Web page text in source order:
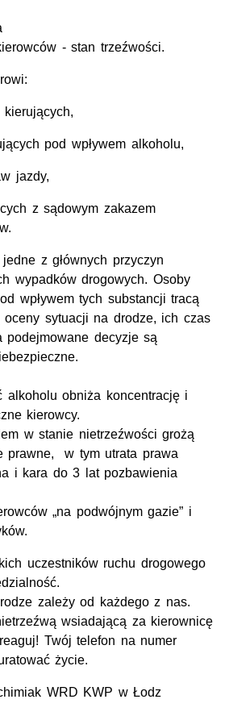
- stan trzeźwości.
pod wpływem alkoholu,
jazdy,
z sądowym zakazem
z głównych przyczyn
wypadków drogowych. Osoby
wpływem tych substancji tracą
oceny sytuacji na drodze, ich czas
podejmowane decyzje są
alkoholu obniża koncentrację i
kierowcy.
w stanie nietrzeźwości grożą
prawne, w tym utrata prawa
i kara do 3 lat pozbawienia
„na podwójnym gazie” i
uczestników ruchu drogowego
zależy od każdego z nas.
wsiadającą za kierownicę
Twój telefon na numer
życie.
WRD KWP w Łodz